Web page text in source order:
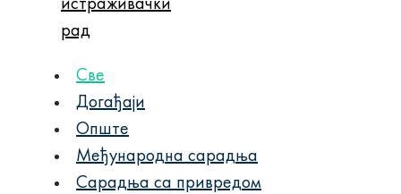
рад
Све
Догађаји
Опште
Међународна сарадња
Сарадња са привредом